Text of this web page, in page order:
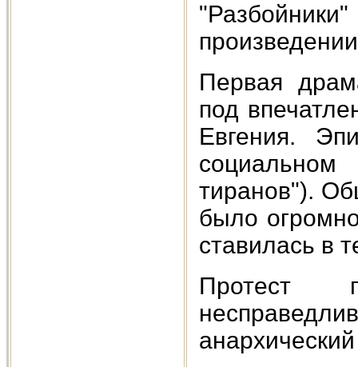
Первая
под
Евгения.
тиранов").
было
ставилась в
Протест